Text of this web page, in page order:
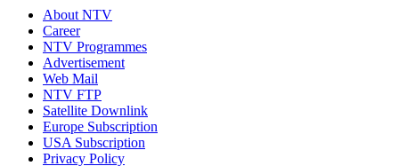
About NTV
Career
NTV Programmes
Advertisement
Web Mail
NTV FTP
Satellite Downlink
Europe Subscription
USA Subscription
Privacy Policy